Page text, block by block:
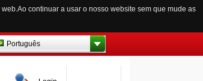
continuar a usar o nosso website sem que mude as
Português